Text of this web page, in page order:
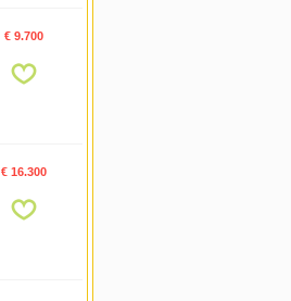
€ 9.700
€ 16.300